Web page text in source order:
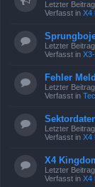
Letzter
Verfasst in X4
Letzter
Verfasst in
Fehler
Letzter
Verfasst in
Letzter
Verfasst in X4
X4
Letzter
Verfasst in X4